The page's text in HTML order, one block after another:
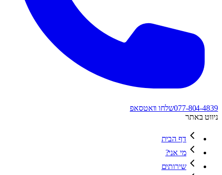
077-804-4839שלחו וואטסאפ
ניווט באתר
דף הבית
מי אני?
שירותים